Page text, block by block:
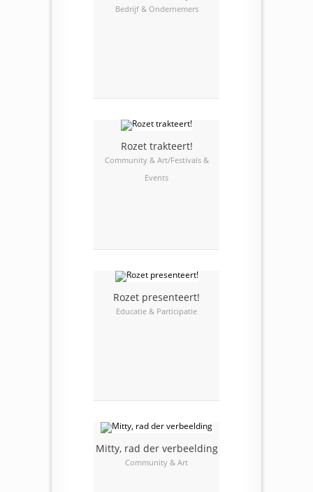
Bedrijf & Ondernemers
Rozet trakteert!
Community & Art/Festivals &
Events
Rozet presenteert!
Educatie & Participatie
Mitty, rad der verbeelding
Community & Art